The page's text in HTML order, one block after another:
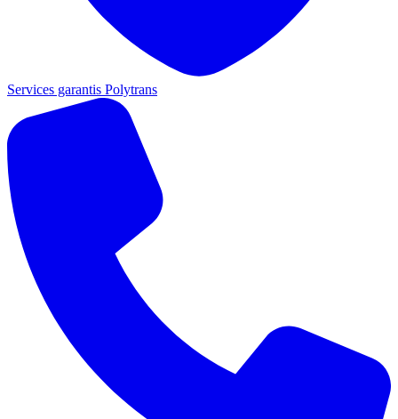
Services garantis Polytrans